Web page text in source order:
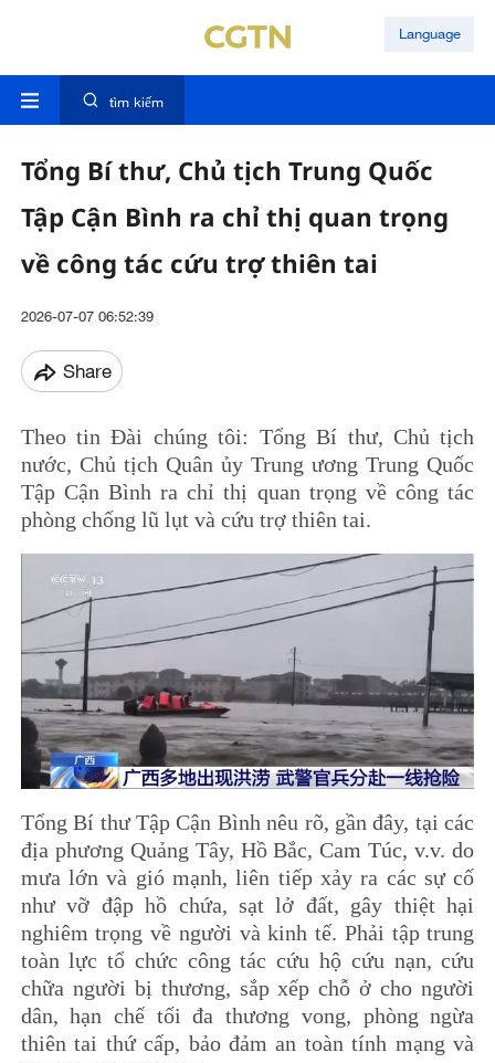
Language
tìm kiếm
Tổng Bí thư, Chủ tịch Trung Quốc
Tập Cận Bình ra chỉ thị quan trọng
về công tác cứu trợ thiên tai
2026-07-07 06:52:39
Share
Theo tin Đài chúng tôi: Tổng Bí thư, Chủ tịch
nước, Chủ tịch Quân ủy Trung ương Trung Quốc
Tập Cận Bình ra chỉ thị quan trọng về công tác
phòng chống lũ lụt và cứu trợ thiên tai.
Tổng Bí thư Tập Cận Bình nêu rõ, gần đây, tại các
địa phương Quảng Tây, Hồ Bắc, Cam Túc, v.v. do
mưa lớn và gió mạnh, liên tiếp xảy ra các sự cố
như vỡ đập hồ chứa, sạt lở đất, gây thiệt hại
nghiêm trọng về người và kinh tế. Phải tập trung
toàn lực tổ chức công tác cứu hộ cứu nạn, cứu
chữa người bị thương, sắp xếp chỗ ở cho người
dân, hạn chế tối đa thương vong, phòng ngừa
thiên tai thứ cấp, bảo đảm an toàn tính mạng và